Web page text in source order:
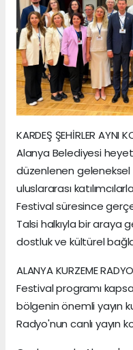
KARDEŞ ŞEHİRLER AYNI
Alanya Belediyesi
düzenlenen
uluslararası
Festival süresince
Talsi halkıyla bir araya
dostluk ve kültürel
ALANYA KURZEME
Festival programı
bölgenin önemli yayın
Radyo'nun canlı yayın